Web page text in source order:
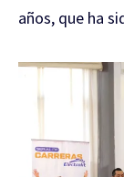
años, que ha